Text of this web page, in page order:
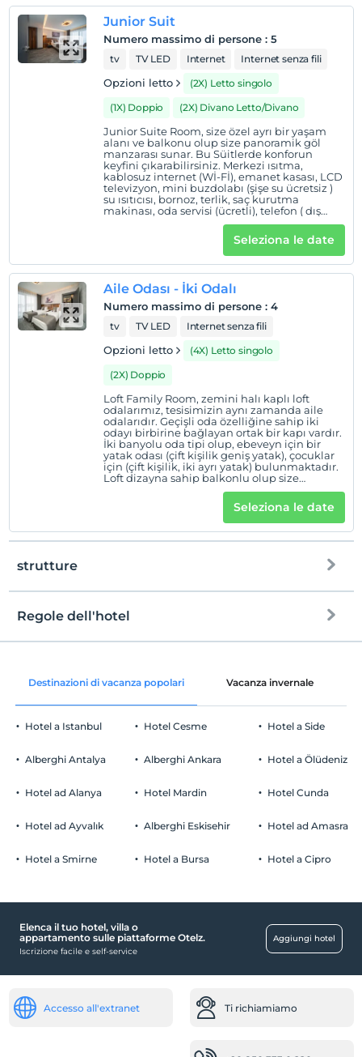
gibi olanaklar mevcuttur. Ayrıca sizin için
özenle hazırlanmış bir ikram seti de odanızda
sizi bekliyor olacak! 28 m² Tek kişilik veya çift
kişilik yatak 2+1 veya 3 kişilik konaklama
Junior Suit
Numero massimo di persone : 5
tv TV LED Internet Internet senza fili
Opzioni letto
(2X) Letto singolo
(1X) Doppio
(2X) Divano Letto/Divano
Junior Suite Room, size özel ayrı bir yaşam
alanı ve balkonu olup size panoramik göl
manzarası sunar. Bu Süitlerde konforun
keyfini çıkarabilirsiniz. Merkezi ısıtma,
kablosuz internet (Wİ-Fİ), emanet kasası, LCD
televizyon, mini buzdolabı (şişe su ücretsiz )
su ısıtıcısı, bornoz, terlik, saç kurutma
makinası, oda servisi (ücretli), telefon ( dış
kullanımlar için ücretli), günlük kat hizmeti
gibi olanaklar mevcuttur. Ayrıca sizin için
özenle hazırlanmış bir ikram seti de odanızda
çift kişilik yatak 2+2 veya 4 kişilik konaklama
Seleziona le date
Aile Odası - İki Odalı
Numero massimo di persone : 4
tv TV LED Internet senza fili
Opzioni letto
(4X) Letto singolo
(2X) Doppio
Loft Family Room, zemini halı kaplı loft
odalarımız, tesisimizin aynı zamanda aile
odalarıdır. Geçişli oda özelliğine sahip iki
odayı birbirine bağlayan ortak bir kapı vardır.
İki banyolu oda tipi olup, ebeveyn için bir
yatak odası (çift kişilik geniş yatak), çocuklar
için (çift kişilik, iki ayrı yatak) bulunmaktadır.
Loft dizayna sahip balkonlu olup size
panoramik Erciyes manzarası sunar. Merkezi
ısıtma, kablosuz internet (Wİ-Fİ), emanet
kasası, LCD televizyon, mini buzdolabı (şişe
su ücretsiz ) su ısıtıcısı, bornoz, terlik, saç
kurutma makinası, oda servisi (ücretli),
telefon ( dış kullanımlar için ücretli), günlük
kat hizmeti gibi olanaklar mevcuttur. Ayrıca
sizin için özenle hazırlanmış bir ikram seti de
kişilik ve 2 tek kişilik yatak 2+2 veya 4 kişilik
Seleziona le date
strutture
Aree comuni e tutte le camere
Parcheggio auto
Gratuito Parcheggio pubblico
centri commerciali
Mercato
Dottore (servizio esterno)
Regole dell'hotel
registrare
Guardare
L'ultimo 12:00 e prima
animale domestico
fumare
I bambini di età inferiore a 2 non vengono addebitati
carte di credito valide
Destinazioni di vacanza popolari Vacanza invernale
Hotel a Istanbul
Alberghi Antalya
Hotel ad Alanya
Hotel ad Ayvalık
Hotel a Smirne
Hotel Cesme
Alberghi Ankara
Hotel Mardin
Alberghi Eskisehir
Hotel a Bursa
Hotel a Side
Hotel a Ölüdeniz
Hotel Cunda
Hotel ad Amasra
Hotel a Cipro
Elenca il tuo hotel, villa o
appartamento sulle piattaforme Otelz.
Iscrizione facile e self-service
Aggiungi hotel
Accesso all'extranet Ti richiamiamo